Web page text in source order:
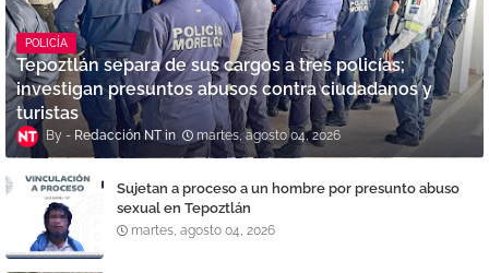
POLICÍA
Tepoztlán separa de sus cargos a tres policías;
investigan presuntos abusos contra ciudadanos y
turistas
Redacción NT martes, agosto 04, 2026
Sujetan a proceso a un hombre por presunto abuso
sexual en Tepoztlán
martes, agosto 04, 2026